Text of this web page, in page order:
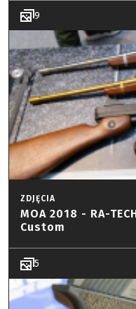
9
ZDJĘCIA
MOA 2018 - RA-
Custom
5